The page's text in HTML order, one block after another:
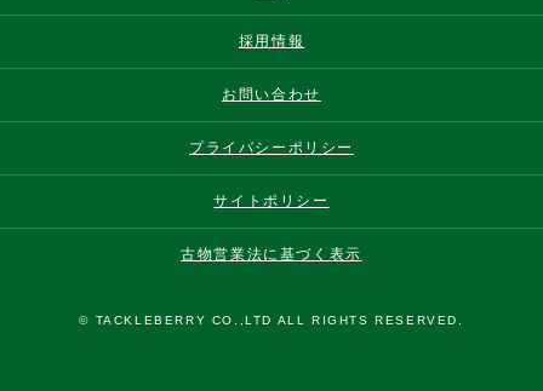
採用情報
お問い合わせ
プライバシーポリシー
サイトポリシー
古物営業法に基づく表示
© TACKLEBERRY CO.,LTD ALL RIGHTS RESERVED.